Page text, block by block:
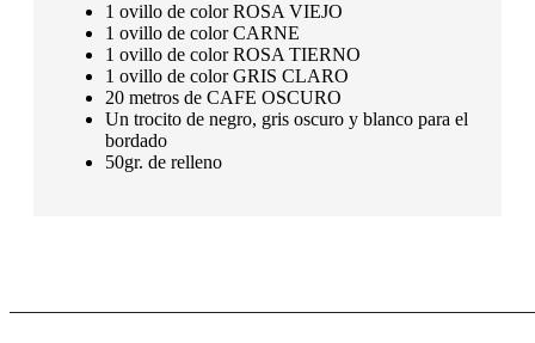
1 ovillo de color ROSA VIEJO
1 ovillo de color CARNE
1 ovillo de color ROSA TIERNO
1 ovillo de color GRIS CLARO
20 metros de CAFE OSCURO
Un trocito de negro, gris oscuro y blanco para el
bordado
50gr. de relleno